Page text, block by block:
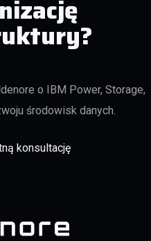
o IBM Power, Storage,
środowisk danych.
konsultację